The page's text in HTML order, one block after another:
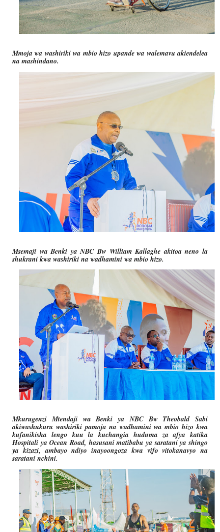
Mmoja wa washiriki wa mbio hizo upande wa walemavu akiendelea
na mashindano.
Msemaji wa Benki ya NBC Bw William Kallaghe akitoa neno la
shukrani kwa washiriki na wadhamini wa mbio hizo.
Mkurugenzi Mtendaji wa Benki ya NBC Bw Theobald Sabi
akiwashukuru washiriki pamoja na wadhamini wa mbio hizo kwa
kufanikisha lengo kuu la kuchangia huduma za afya katika
Hospitali ya Ocean Road, hasusani matibabu ya saratani ya shingo
ya kizazi, ambayo ndiyo inayoongoza kwa vifo vitokanavyo na
saratani nchini.